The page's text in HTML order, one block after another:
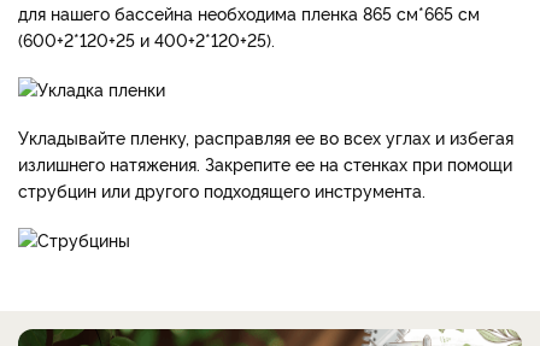
для нашего бассейна необходима пленка 865 см*665 см
(600+2*120+25 и 400+2*120+25).
Укладывайте пленку, расправляя ее во всех углах и избегая
излишнего натяжения. Закрепите ее на стенках при помощи
струбцин или другого подходящего инструмента.